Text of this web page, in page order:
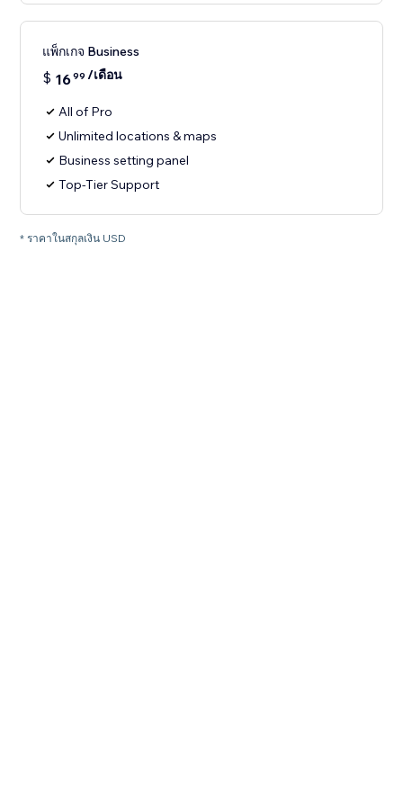
แพ็กเกจ Business
$ 1699 /เดือน
All of Pro
Unlimited locations & maps
Business setting panel
Top-Tier Support
* ราคาในสกุลเงิน USD